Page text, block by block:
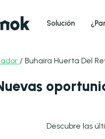
Solución
/ Buhaira Huerta Del
Descubre las